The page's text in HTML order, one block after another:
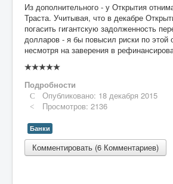
Из дополнительного - у Открытия
Траста. Учитывая, что в декабре
погасить гигантскую задолженность
долларов - я бы повысил риски по этой
несмотря на заверения в
Рейтинг:
Подробности
Опубликовано: 18 декабря 2015
Просмотров: 2136
Банки
Комментировать (6 Комментариев)